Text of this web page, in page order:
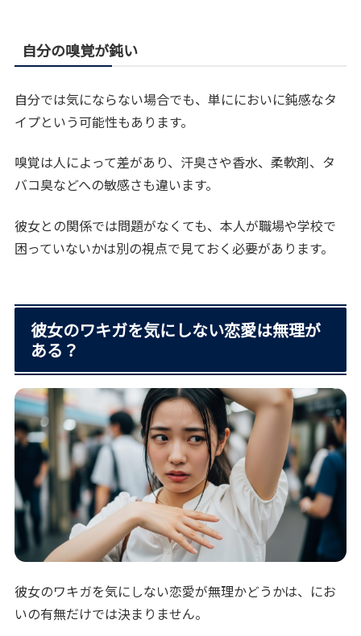
自分の嗅覚が鈍い
自分では気にならない場合でも、単ににおいに鈍感なタ
イプという可能性もあります。
嗅覚は人によって差があり、汗臭さや香水、柔軟剤、タ
バコ臭などへの敏感さも違います。
彼女との関係では問題がなくても、本人が職場や学校で
困っていないかは別の視点で見ておく必要があります。
彼女のワキガを気にしない恋愛は無理が
ある？
彼女のワキガを気にしない恋愛が無理かどうかは、にお
いの有無だけでは決まりません。